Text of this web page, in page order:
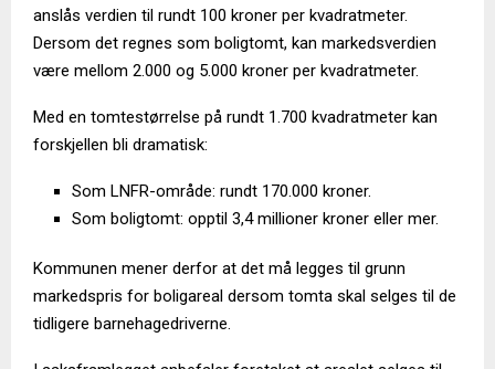
anslås verdien til rundt 100 kroner per kvadratmeter.
Dersom det regnes som boligtomt, kan markedsverdien
være mellom 2.000 og 5.000 kroner per kvadratmeter.
Med en tomtestørrelse på rundt 1.700 kvadratmeter kan
forskjellen bli dramatisk:
Som LNFR-område: rundt 170.000 kroner.
Som boligtomt: opptil 3,4 millioner kroner eller mer.
Kommunen mener derfor at det må legges til grunn
markedspris for boligareal dersom tomta skal selges til de
tidligere barnehagedriverne.